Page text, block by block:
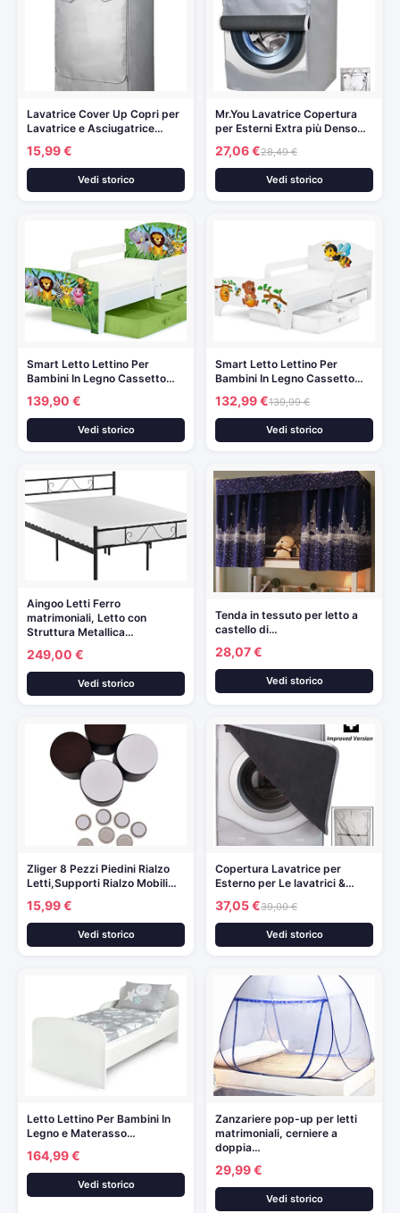
Lavatrice Cover Up Copri per
Lavatrice e Asciugatrice…
15,99 €
Vedi storico
Mr.You Lavatrice Copertura
per Esterni Extra più Denso…
27,06 €28,49 €
Vedi storico
Smart Letto Lettino Per
Bambini In Legno Cassetto…
139,90 €
Vedi storico
Smart Letto Lettino Per
Bambini In Legno Cassetto…
132,99 €139,99 €
Vedi storico
Aingoo Letti Ferro
matrimoniali, Letto con
Struttura Metallica…
249,00 €
Vedi storico
Tenda in tessuto per letto a
castello di…
28,07 €
Vedi storico
Zliger 8 Pezzi Piedini Rialzo
Letti,Supporti Rialzo Mobili…
15,99 €
Vedi storico
Copertura Lavatrice per
Esterno per Le lavatrici &…
37,05 €39,00 €
Vedi storico
Letto Lettino Per Bambini In
Legno e Materasso…
164,99 €
Vedi storico
Zanzariere pop-up per letti
matrimoniali, cerniere a
doppia…
29,99 €
Vedi storico